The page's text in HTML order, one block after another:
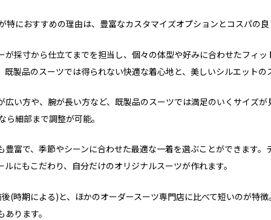
特におすすめの理由は、豊富なカスタマイズオプションとコスパの良
が採寸から仕立てまでを担当し、個々の体型や好みに合わせたフィッ
既製品のスーツでは得られない快適な着心地と、美しいシルエットの
広い方や、腕が長い方など、既製品のスーツでは満足のいくサイズが
ら細部まで調整が可能。
豊富で、季節やシーンに合わせた最適な一着を選ぶことができます。
ルにもこだわり、自分だけのオリジナルスーツが作れます。
(時期による)と、ほかのオーダースーツ専門店に比べて短いのが特
ります。